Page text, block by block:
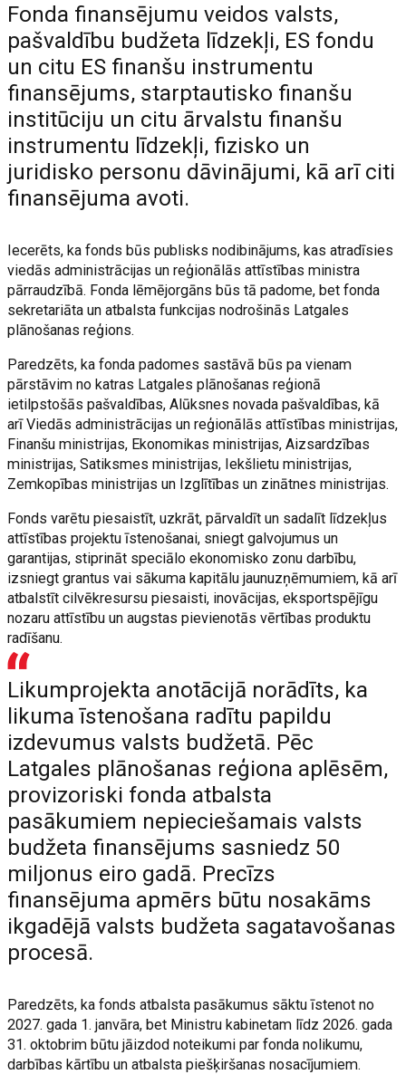
Fonda finansējumu veidos valsts,
pašvaldību budžeta līdzekļi, ES fondu
un citu ES finanšu instrumentu
finansējums, starptautisko finanšu
institūciju un citu ārvalstu finanšu
instrumentu līdzekļi, fizisko un
juridisko personu dāvinājumi, kā arī citi
finansējuma avoti.
Iecerēts, ka fonds būs publisks nodibinājums, kas atradīsies
viedās administrācijas un reģionālās attīstības ministra
pārraudzībā. Fonda lēmējorgāns būs tā padome, bet fonda
sekretariāta un atbalsta funkcijas nodrošinās Latgales
plānošanas reģions.
Paredzēts, ka fonda padomes sastāvā būs pa vienam
pārstāvim no katras Latgales plānošanas reģionā
ietilpstošās pašvaldības, Alūksnes novada pašvaldības, kā
arī Viedās administrācijas un reģionālās attīstības ministrijas,
Finanšu ministrijas, Ekonomikas ministrijas, Aizsardzības
ministrijas, Satiksmes ministrijas, Iekšlietu ministrijas,
Zemkopības ministrijas un Izglītības un zinātnes ministrijas.
Fonds varētu piesaistīt, uzkrāt, pārvaldīt un sadalīt līdzekļus
attīstības projektu īstenošanai, sniegt galvojumus un
garantijas, stiprināt speciālo ekonomisko zonu darbību,
izsniegt grantus vai sākuma kapitālu jaunuzņēmumiem, kā arī
atbalstīt cilvēkresursu piesaisti, inovācijas, eksportspējīgu
nozaru attīstību un augstas pievienotās vērtības produktu
radīšanu.
Likumprojekta anotācijā norādīts, ka
likuma īstenošana radītu papildu
izdevumus valsts budžetā. Pēc
Latgales plānošanas reģiona aplēsēm,
provizoriski fonda atbalsta
pasākumiem nepieciešamais valsts
budžeta finansējums sasniedz 50
miljonus eiro gadā. Precīzs
finansējuma apmērs būtu nosakāms
ikgadējā valsts budžeta sagatavošanas
procesā.
Paredzēts, ka fonds atbalsta pasākumus sāktu īstenot no
2027. gada 1. janvāra, bet Ministru kabinetam līdz 2026. gada
31. oktobrim būtu jāizdod noteikumi par fonda nolikumu,
darbības kārtību un atbalsta piešķiršanas nosacījumiem.